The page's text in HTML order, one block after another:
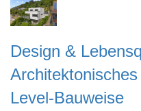
Design &
Level-Bauweise